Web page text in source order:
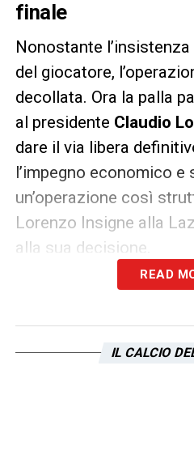
finale
Nonostante
del giocatore,
decollata. Ora la palla
al presidente Claudio
dare il via libera
l’impegno economico e
un’operazione così
Lorenzo Insigne alla
alla sua decisione.
READ
IL CALCIO